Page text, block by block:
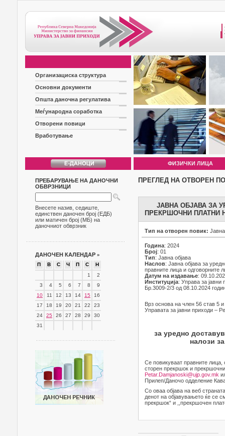
Организациска структура
Основни документи
Општа даночна регулатива
Меѓународна соработка
Отворени повици
Вработување
ФИЗИЧКИ ЛИЦА
ПРЕБАРУВАЊЕ НА ДАНОЧНИ
ОБВРЗНИЦИ
Внесете назив, седиште,
единствен даночен број (ЕДБ)
или матичен број (МБ) на
даночниот обврзник
ДАНОЧЕН КАЛЕНДАР »
П В С Ч П С
Н
1
2
3
4 5 6 7 8
9
10
11 12 13 14 15
16
17
18 19 20 21 22
23
24
25 26 27 28 29
30
31
ПРЕГЛЕД НА ОТВОРЕН
ЈАВНА ОБЈАВА ЗА
ПРЕКРШОЧНИ ПЛАТНИ
Тип на отворен повик:
Година: 2024
Број: 01
Тип: Јавна објава
Наслов: Јавна објава за
правните лица и одговорните
Датум на издавање:
Институција: Управа за јавни
Бр.3009-2/3 од 08.10.2024
Врз основа на член 56 став 5
Управата за јавни приходи –
за уредно
налози
Се повикуваат правните лица,
сторен прекршок и
Petar.Damjanoski@ujp.gov.mk
Прилеп/Даночо одделение
Со оваа објава на веб
денот на објавувањето ќе се
прекршок“ и ,,прекршочен